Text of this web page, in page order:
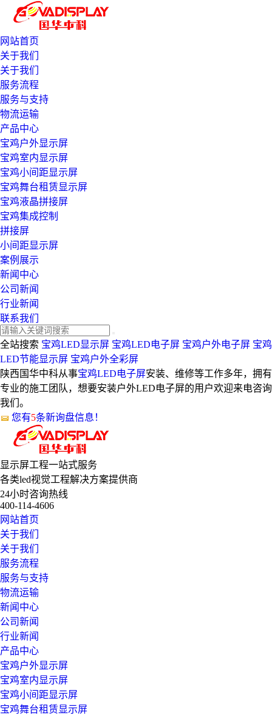
网站首页
关于我们
关于我们
服务流程
服务与支持
物流运输
产品中心
宝鸡户外显示屏
宝鸡室内显示屏
宝鸡小间距显示屏
宝鸡舞台租赁显示屏
宝鸡液晶拼接屏
宝鸡集成控制
拼接屏
小间距显示屏
案例展示
新闻中心
公司新闻
行业新闻
联系我们
全站搜索 宝鸡LED显示屏 宝鸡LED电子屏 宝鸡户外电子屏 宝鸡
LED节能显示屏 宝鸡户外全彩屏
陕西国华中科从事宝鸡LED电子屏安装、维修等工作多年，拥有
专业的施工团队，想要安装户外LED电子屏的用户欢迎来电咨询
我们。
您有5条新询盘信息！
显示屏工程一站式服务
各类led视觉工程解决方案提供商
24小时咨询热线
400-114-4606
网站首页
关于我们
关于我们
服务流程
服务与支持
物流运输
新闻中心
公司新闻
行业新闻
产品中心
宝鸡户外显示屏
宝鸡室内显示屏
宝鸡小间距显示屏
宝鸡舞台租赁显示屏